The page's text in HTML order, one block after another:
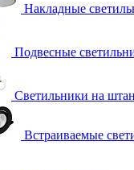
Накладные
Подвесные
Светильники на
Встраиваемые